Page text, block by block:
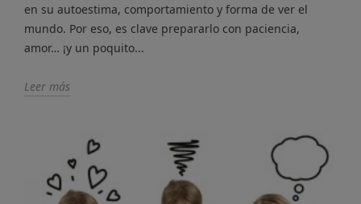
en su autoestima, comportamiento y forma de ver el
mundo. Por eso, es clave prepararlo con paciencia,
amor… ¡y un poquito...
Leer más